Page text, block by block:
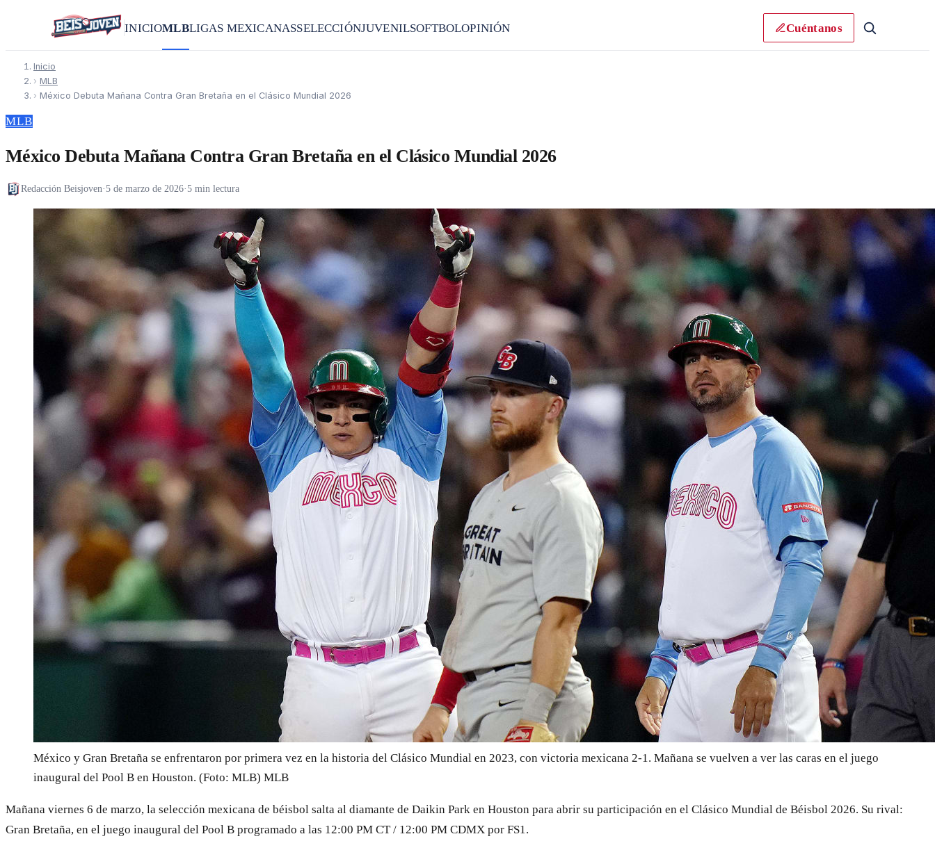
INICIOMLBLIGAS MEXICANASSELECCIÓNJUVENILSOFTBOLOPINIÓN Cuéntanos
Inicio
› MLB
› México Debuta Mañana Contra Gran Bretaña en el Clásico Mundial 2026
MLB
México Debuta Mañana Contra Gran Bretaña en el Clásico Mundial 2026
Redacción Beisjoven·5 de marzo de 2026·5 min lectura
México y Gran Bretaña se enfrentaron por primera vez en la historia del Clásico Mundial en 2023, con victoria mexicana 2-1. Mañana se vuelven a ver las caras en el juego
inaugural del Pool B en Houston. (Foto: MLB) MLB
Mañana viernes 6 de marzo, la selección mexicana de béisbol salta al diamante de Daikin Park en Houston para abrir su participación en el Clásico Mundial de Béisbol 2026. Su rival:
Gran Bretaña, en el juego inaugural del Pool B programado a las 12:00 PM CT / 12:00 PM CDMX por FS1.